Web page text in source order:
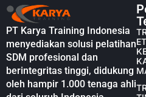
PT Karya Training Indonesia
menyediakan solusi pelatihan
SDM profesional dan
berintegritas tinggi, didukung
oleh hampir 1.000 tenaga ahli